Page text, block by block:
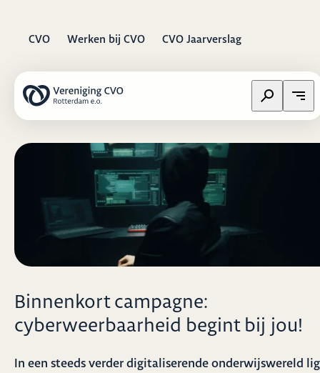
CVO Werken bij CVO CVO Jaarverslag
Zoeken op
Binnenkort campagne:
cyberweerbaarheid begint bij jou!
In een steeds verder digitaliserende onderwijswereld